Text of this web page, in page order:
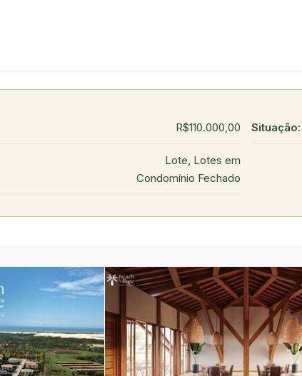
R$110.000,00
Lote, Lotes em
Condomínio Fechado
Situação: